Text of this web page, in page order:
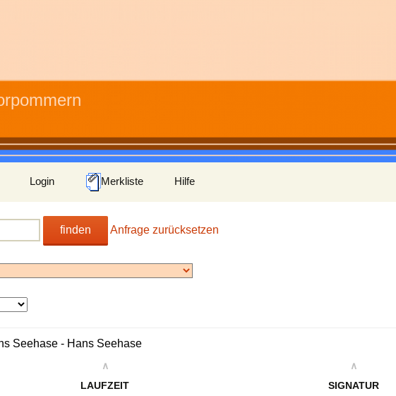
Login Merkliste Hilfe
finden Anfrage zurücksetzen
Seehase - Hans Seehase
∧
LAUFZEIT
∧
SIGNATUR